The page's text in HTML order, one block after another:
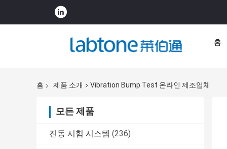
홈
홈 제품 소개 Vibration Bump Test 온라인 제조업체
모든 제품
진동 시험 시스템 (236)